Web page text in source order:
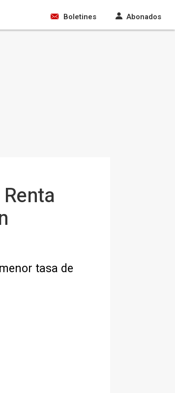
Boletines Abonados
tasa de